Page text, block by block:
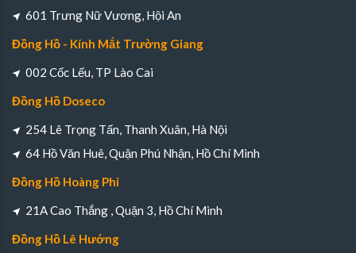
601 Trưng Nữ Vương, Hội An
Đồng Hồ - Kính Mắt Trường Giang
002 Cốc Lếu, TP Lào Cai
Đồng Hồ Doseco
254 Lê Trọng Tấn, Thanh Xuân, Hà Nội
64 Hồ Văn Huê, Quận Phú Nhận, Hồ Chí Minh
Đồng Hồ Hoàng Phi
21A Cao Thắng , Quận 3, Hồ Chí Minh
Đồng Hồ Lê Hướng